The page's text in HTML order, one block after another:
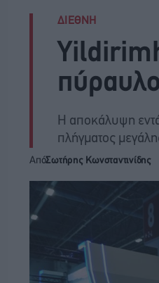
ΔΙΕΘΝΗ
Η αποκάλυψη
πλήγματος
ΑπόΣωτήρης Κωνσταντινίδης